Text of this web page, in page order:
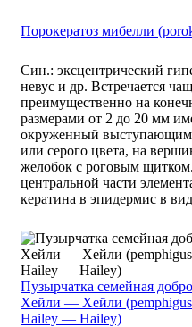
Порокератоз мибелли
Син.: эксцентрический
невус и др. Встречается
преимущественно на
размерами от 2 до 20 мм
окруженный выступающим
или серого цвета, на
желобок с роговым
центральной части
кератина в эпидермис в
Пузырчатка семейная
Хейли — Хейли (pemphigus
Hailey — Hailey)